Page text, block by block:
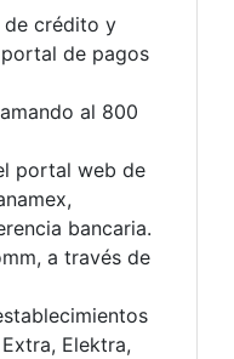
de crédito y
de pagos
al 800
portal web de
bancaria.
a través de
Elektra,